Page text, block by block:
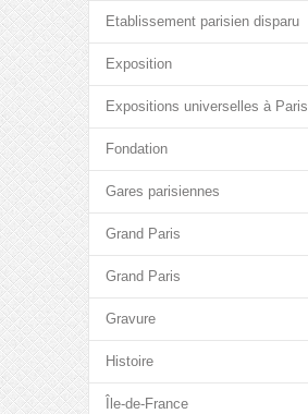
Etablissement parisien disparu
Exposition
Expositions universelles à Paris
Fondation
Gares parisiennes
Grand Paris
Grand Paris
Gravure
Histoire
Île-de-France